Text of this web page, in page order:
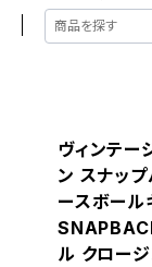
ヴィンテー
ン スナッ
ースボー
ル クロー